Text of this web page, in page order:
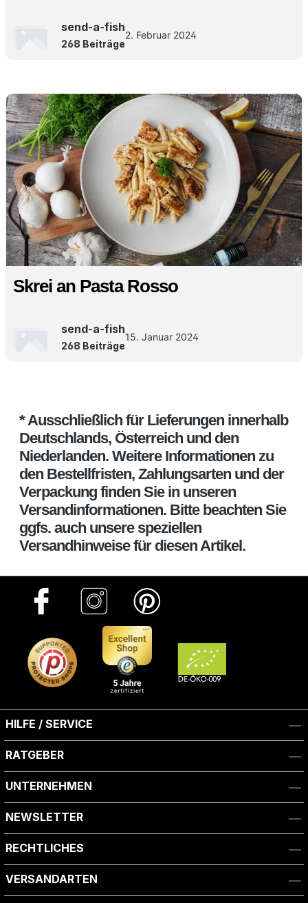
send-a-fish
268 Beiträge
2. Februar 2024
Skrei an Pasta Rosso
send-a-fish
268 Beiträge
15. Januar 2024
* Ausschließlich für Lieferungen innerhalb
Deutschlands, Österreich und den
Niederlanden. Weitere Informationen zu
den Bestellfristen, Zahlungsarten und der
Verpackung finden Sie in unseren
Versandinformationen. Bitte beachten Sie
ggfs. auch unsere speziellen
Versandhinweise für diesen Artikel.
HILFE / SERVICE
RATGEBER
UNTERNEHMEN
NEWSLETTER
RECHTLICHES
VERSANDARTEN